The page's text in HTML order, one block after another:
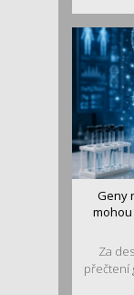
Geny
Za
přečtení